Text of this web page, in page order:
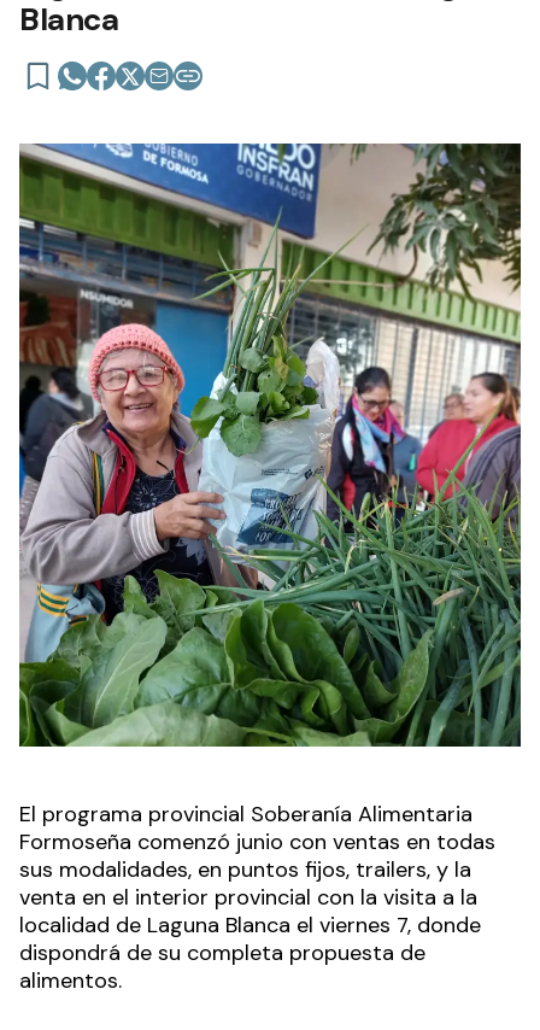
Blanca
El programa provincial Soberanía Alimentaria
Formoseña comenzó junio con ventas en todas
sus modalidades, en puntos fijos, trailers, y la
venta en el interior provincial con la visita a la
localidad de Laguna Blanca el viernes 7, donde
dispondrá de su completa propuesta de
alimentos.